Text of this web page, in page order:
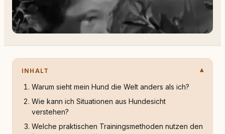
INHALT
Warum sieht mein Hund die Welt anders als ich?
Wie kann ich Situationen aus Hundesicht
verstehen?
Welche praktischen Trainingsmethoden nutzen den